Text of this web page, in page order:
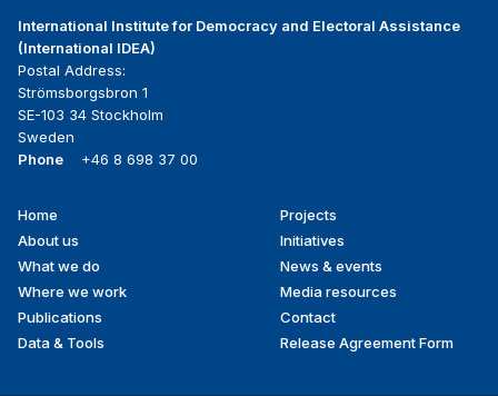
International Institute for Democracy and Electoral Assistance
(International IDEA)
Postal Address:
Strömsborgsbron 1
SE-103 34 Stockholm
Sweden
Phone
+46 8 698 37 00
Footer
menu
Home
About us
What we do
Where we work
Publications
Data & Tools
Projects
Initiatives
News & events
Media resources
Contact
Release Agreement Form